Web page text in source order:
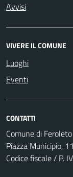
Avvisi
VIVERE IL COMUNE
Luoghi
Eventi
CONTATTI
Comune di
Piazza Municipio, 11
Codice fiscale / P.